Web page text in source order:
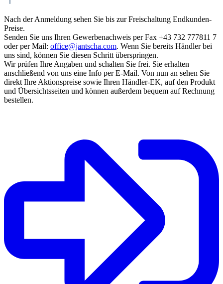
Nach der Anmeldung sehen Sie bis zur Freischaltung Endkunden-
Preise.
Senden Sie uns Ihren Gewerbenachweis per Fax +43 732 777811 7
oder per Mail: office@jantscha.com. Wenn Sie bereits Händler bei
uns sind, können Sie diesen Schritt überspringen.
Wir prüfen Ihre Angaben und schalten Sie frei. Sie erhalten
anschließend von uns eine Info per E-Mail. Von nun an sehen Sie
direkt Ihre Aktionspreise sowie Ihren Händler-EK, auf den Produkt
und Übersichtsseiten und können außerdem bequem auf Rechnung
bestellen.